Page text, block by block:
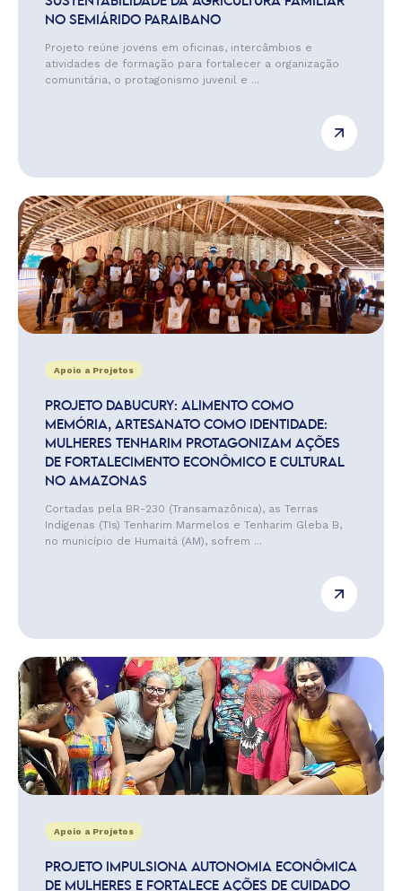
NO SEMIÁRIDO PARAIBANO
Projeto reúne jovens em oficinas, intercâmbios e
atividades de formação para fortalecer a organização
comunitária, o protagonismo juvenil e ...
Apoio a Projetos
PROJETO DABUCURY: ALIMENTO COMO
MEMÓRIA, ARTESANATO COMO IDENTIDADE:
MULHERES TENHARIM PROTAGONIZAM AÇÕES
DE FORTALECIMENTO ECONÔMICO E CULTURAL
NO AMAZONAS
Cortadas pela BR-230 (Transamazônica), as Terras
Indígenas (TIs) Tenharim Marmelos e Tenharim Gleba B,
no município de Humaitá (AM), sofrem ...
Apoio a Projetos
PROJETO IMPULSIONA AUTONOMIA ECONÔMICA
DE MULHERES E FORTALECE AÇÕES DE CUIDADO